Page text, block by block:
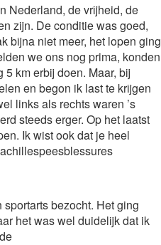
Nederland, de vrijheid, de
zijn. De conditie was goed,
bijna niet meer, het lopen ging
we ons nog prima, konden
km erbij doen. Maar, bij
en begon ik last te krijgen
links als rechts waren ’s
steeds erger. Op het laatst
Ik wist ook dat je heel
bezocht. Het ging
het was wel duidelijk dat ik